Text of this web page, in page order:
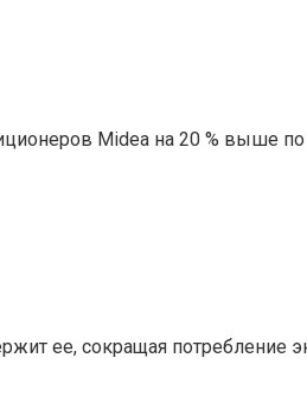
Midea на 20 % выше
ее, сокращая потребление